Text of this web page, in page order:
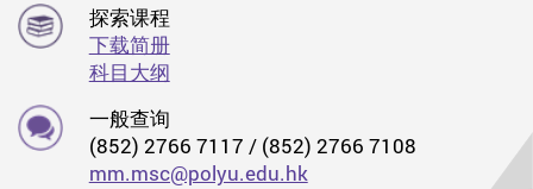
探索课程
下载简册
科目大纲
一般查询
(852) 2766 7117 / (852) 2766 7108
mm.msc@polyu.edu.hk